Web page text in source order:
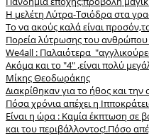
Η μελέτη Λύτρα-Τσιόδρα στα
Το να ακούς καλά είναι
Πορεία λύτρωσης του ανθρώπου
We4all : Παλαιότερα
Ακόμα και το "4" ,είναι πολύ
Μίκης Θεοδωράκης
Διακρίθηκαν για το ήθος και την
Πόσα χρόνια απέχει η
Είναι η ώρα : Καμία έκπτωση σε
και του περιβάλλοντος!.Πόσο